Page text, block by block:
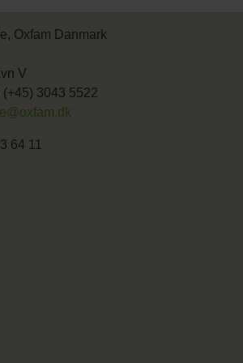
Oxfam Danmark
V
3043 5522
64 11